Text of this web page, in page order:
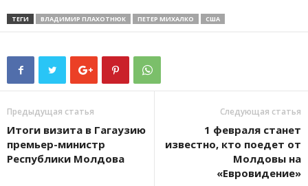
ТЕГИ ВЛАДИМИР ПЛАХОТНЮК ПЕТЕР МИХАЛКО США
Предыдущая статья
Итоги визита в Гагаузию
премьер-министр
Республики Молдова
Следующая статья
1 февраля станет
известно, кто поедет от
Молдовы на
«Евровидение»